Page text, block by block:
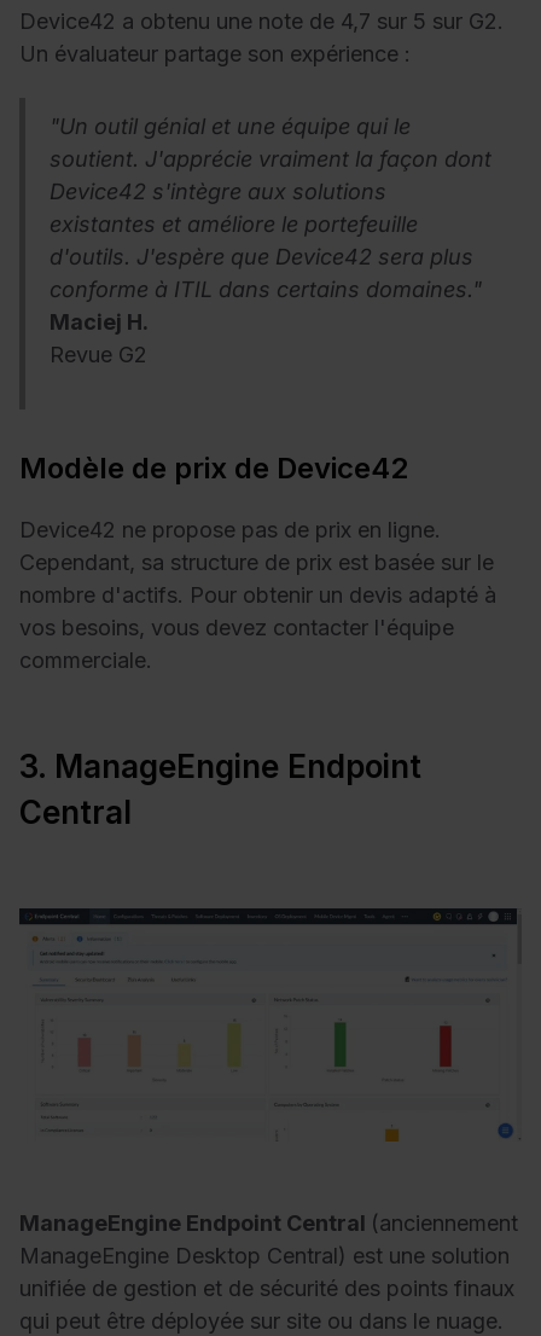
Device42 a obtenu une note de 4,7 sur 5 sur G2.
Un évaluateur partage son expérience :
"Un outil génial et une équipe qui le
soutient. J'apprécie vraiment la façon dont
Device42 s'intègre aux solutions
existantes et améliore le portefeuille
d'outils. J'espère que Device42 sera plus
conforme à ITIL dans certains domaines."
Maciej H.
Revue G2
Modèle de prix de Device42
Device42 ne propose pas de prix en ligne.
Cependant, sa structure de prix est basée sur le
nombre d'actifs. Pour obtenir un devis adapté à
vos besoins, vous devez contacter l'équipe
commerciale.
3. ManageEngine Endpoint
Central
ManageEngine Endpoint Central (anciennement
ManageEngine Desktop Central) est une solution
unifiée de gestion et de sécurité des points finaux
qui peut être déployée sur site ou dans le nuage.